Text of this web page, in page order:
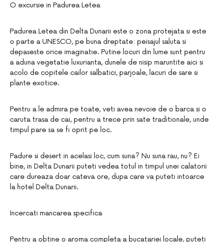
O excursie in Padurea Letea
Padurea Letea din Delta Dunarii este o zona protejata si este
o parte a UNESCO, pe buna dreptate: peisajul saluta si
depaseste orice imaginatie. Putine locuri din lume sunt pentru
a aduna vegetatie luxurianta, dunele de nisip maruntite aici si
acolo de copitele cailor salbatici, parjoale, lacuri de sare si
plante exotice.
Pentru a le admira pe toate, veti avea nevoie de o barca si o
caruta trasa de cai, pentru a trece prin sate traditionale, unde
timpul pare sa se fi oprit pe loc.
Padure si desert in acelasi loc, cum suna? Nu suna rau, nu? Ei
bine, in Delta Dunarii puteti vedea totul in timpul unei calatorii
care dureaza doar cateva ore, dupa care va puteti intoarce
la hotel Delta Dunarii.
Incercati mancarea specifica
Pentru a obtine o aroma completa a bucatariei locale, puteti